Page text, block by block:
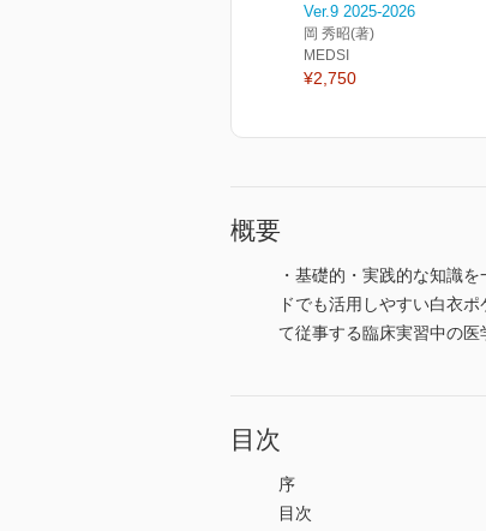
Ver.9 2025-2026
岡 秀昭(著)
MEDSI
¥2,750
概要
・基礎的・実践的な知識
ドでも活用しやすい白衣
て従事する臨床実習中の
目次
序
目次